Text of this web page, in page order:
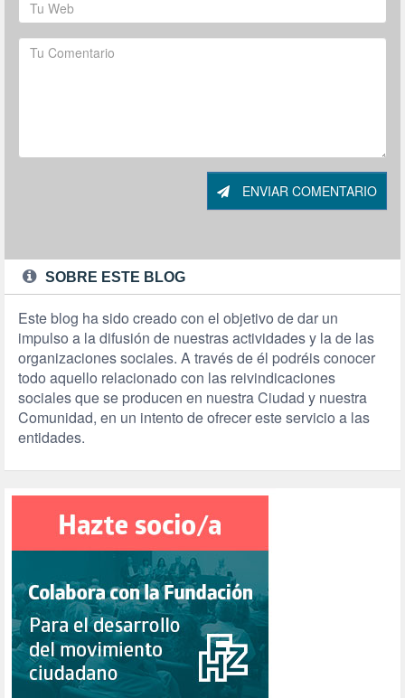
ENVIAR COMENTARIO
SOBRE ESTE BLOG
Este blog ha sido creado con el objetivo de dar un
impulso a la difusión de nuestras actividades y la de las
organizaciones sociales. A través de él podréis conocer
todo aquello relacionado con las reivindicaciones
sociales que se producen en nuestra Ciudad y nuestra
Comunidad, en un intento de ofrecer este servicio a las
entidades.